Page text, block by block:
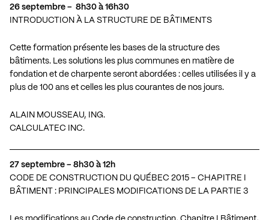
26 septembre – 8h30 à 16h30
INTRODUCTION À LA STRUCTURE DE BÂTIMENTS
Cette formation présente les bases de la structure des
bâtiments. Les solutions les plus communes en matière de
fondation et de charpente seront abordées : celles utilisées il y a
plus de 100 ans et celles les plus courantes de nos jours.
ALAIN MOUSSEAU, ING.
CALCULATEC INC.
27 septembre – 8h30 à 12h
CODE DE CONSTRUCTION DU QUÉBEC 2015 – CHAPITRE I
BÂTIMENT : PRINCIPALES MODIFICATIONS DE LA PARTIE 3